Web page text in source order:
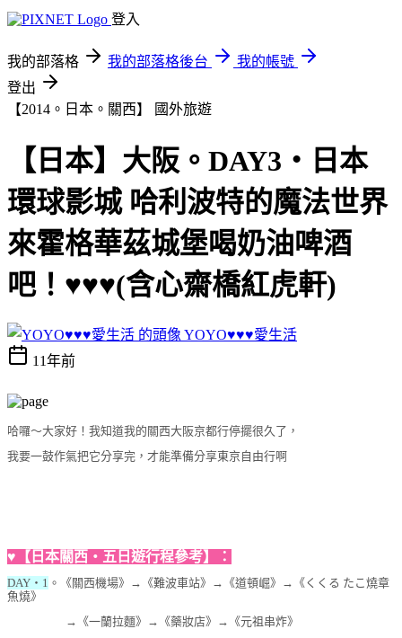
登入
我的部落格 我的部落格後台
我的帳號
登出
【2014。日本。關西】
國外旅遊
【日本】大阪。DAY3‧日本
環球影城 哈利波特的魔法世界
來霍格華茲城堡喝奶油啤酒
吧！♥♥♥(含心齋橋紅虎軒)
YOYO♥♥♥愛生活
11年前
哈囉～大家好！我知道我的關西大阪京都行停擺很久了，
我要一鼓作氣把它分享完，才能準備分享東京自由行啊
♥【日本關西‧五日遊行程參考】：
DAY‧1 。《關西機場》→《難波車站》→《道頓崛》→《くくる たこ燒章
魚燒》
→《一蘭拉麵》→《藥妝店》→《元祖串炸》